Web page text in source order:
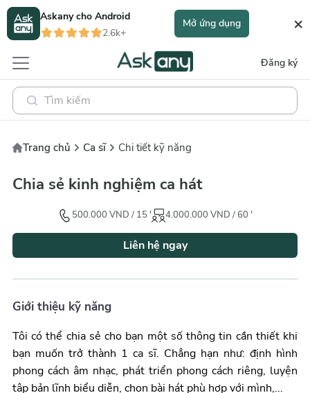
Askany cho Android
2.6k+
Mở ứng dụng ×
Đăng ký
Trang chủ Ca sĩ Chi tiết kỹ năng
Chia sẻ kinh nghiệm ca hát
500.000 VND / 15' 4.000.000 VND /60 '
Liên hệ ngay
Giới thiệu kỹ năng
Tôi có thể chia sẻ cho bạn một số thông tin cần thiết khi
bạn muốn trở thành 1 ca sĩ. Chẳng hạn như: định hình
phong cách âm nhạc, phát triển phong cách riêng, luyện
tập bản lĩnh biểu diễn, chọn bài hát phù hợp với mình,...